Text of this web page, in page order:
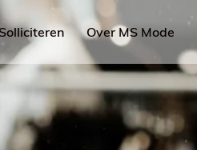
Solliciteren Over MS Mode